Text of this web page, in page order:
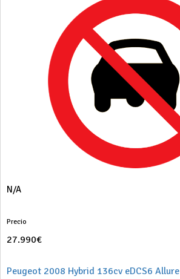
N/A
Precio
27.990€
Peugeot 2008 Hybrid 136cv eDCS6 Allure